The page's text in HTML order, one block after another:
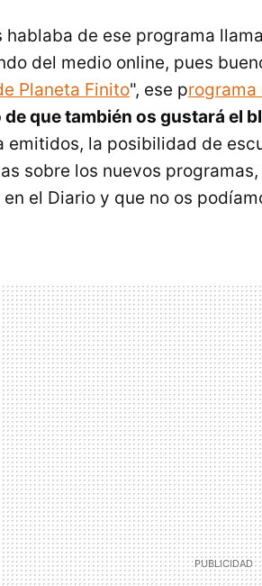
hablaba de ese programa
del medio online, pues
Planeta Finito", ese programa
que también os gustará el
emitidos, la posibilidad de
sobre los nuevos
el Diario y que no os